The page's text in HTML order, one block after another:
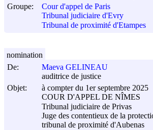
Groupe:
Cour d'appel de Paris
Tribunal judiciaire d'Evry
Tribunal de proximité d'Etampes
De:
Maeva GELINEAU
auditrice de justice
Objet:
à compter du 1er septembre 2025
COUR D'APPEL DE NÎMES
Tribunal judiciaire de Privas
Juge des contentieux de la
tribunal de proximité d'Aubenas
nomination